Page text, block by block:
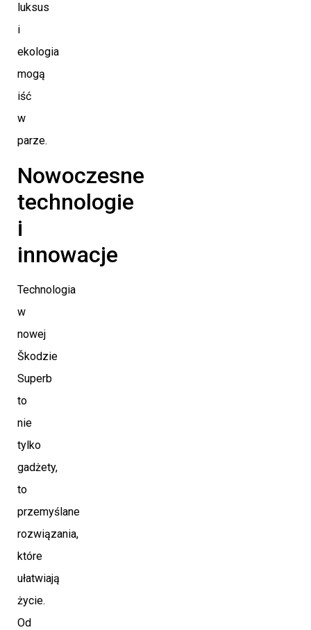
luksus
i
ekologia
mogą
iść
w
parze.
Nowoczesne
technologie
i
innowacje
Technologia
w
nowej
Škodzie
Superb
to
nie
tylko
gadżety,
to
przemyślane
rozwiązania,
które
ułatwiają
życie.
Od